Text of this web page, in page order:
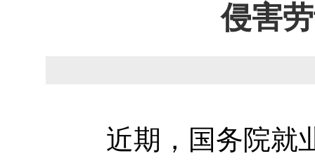
侵害
近期，国务院就